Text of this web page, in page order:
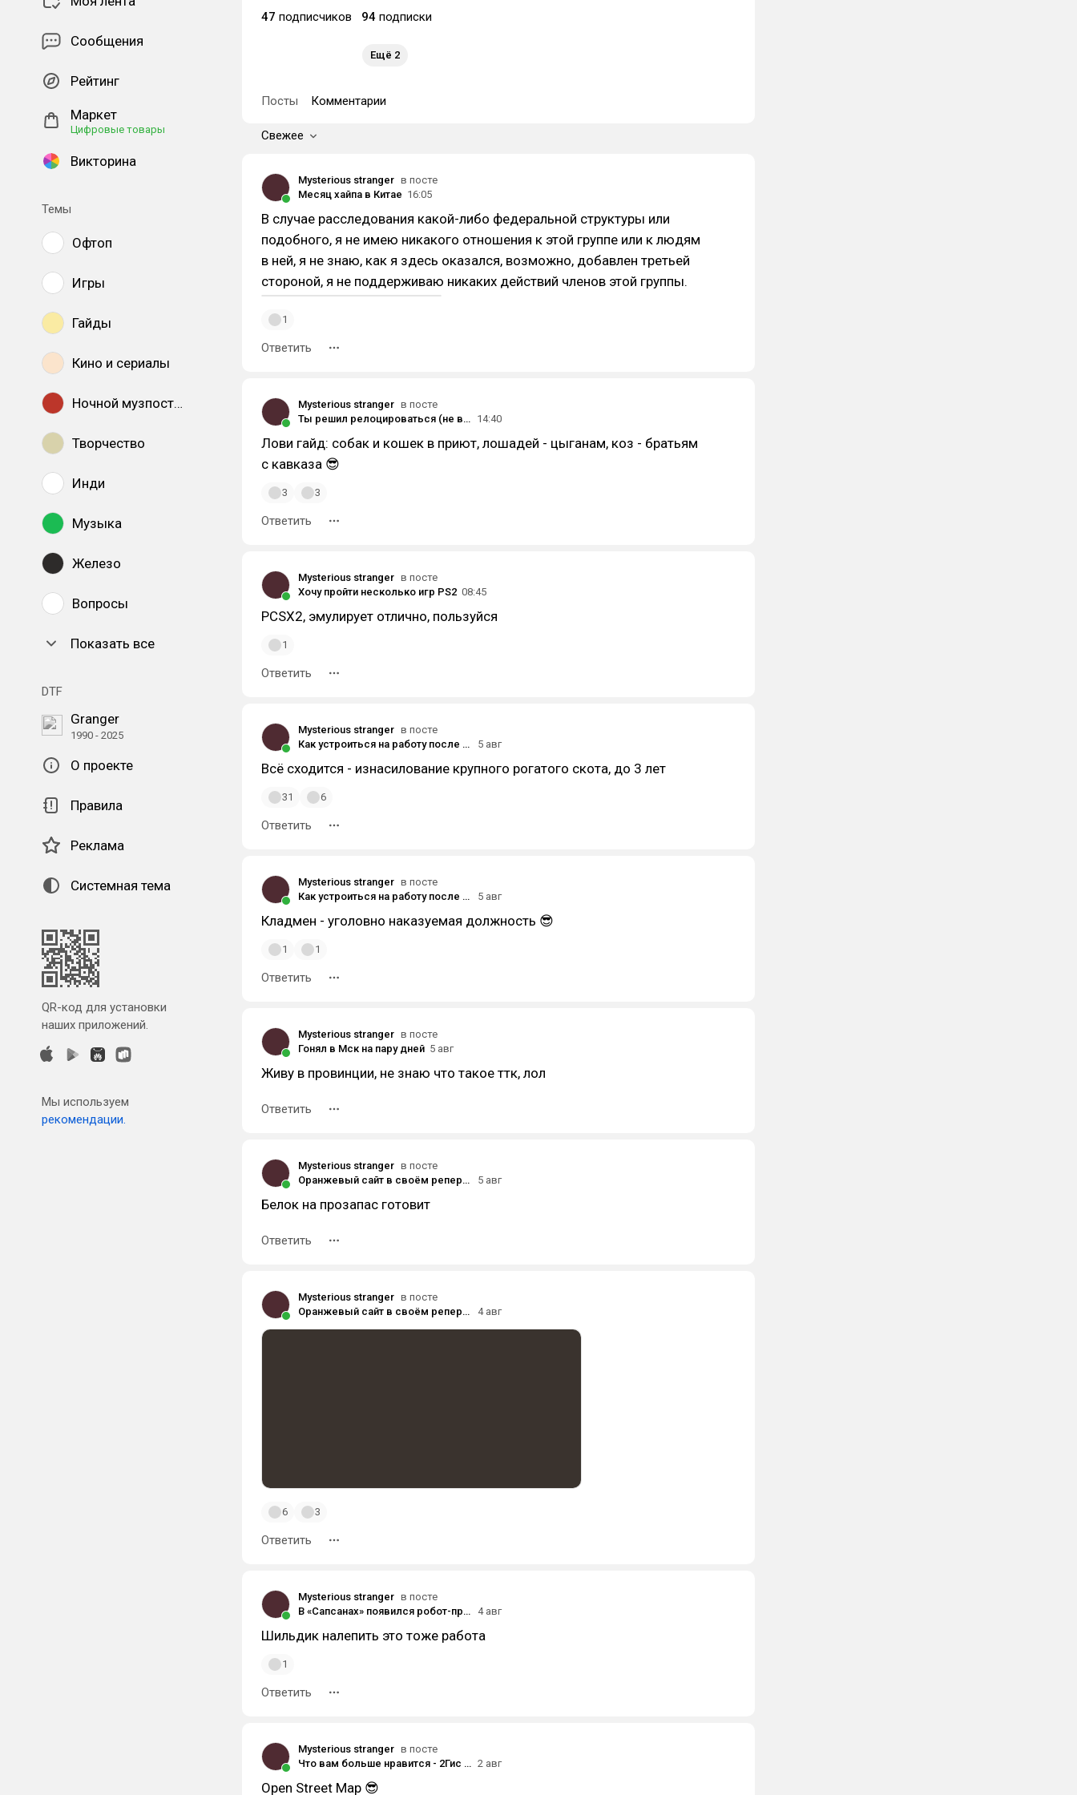
Сообщения
Рейтинг
Маркет
Цифровые товары
Викторина
Темы
Офтоп
Игры
Гайды
Кино и сериалы
Ночной музпостинг
Творчество
Инди
Музыка
Железо
Вопросы
Показать все
DTF
Granger
1990 - 2025
О проекте
Правила
Реклама
Системная тема
QR-код для установки
наших приложений.
Мы используем
рекомендации.
47 подписчиков 94 подписки
Ещё 2
Посты Комментарии
Свежее
Mysterious stranger в посте
Месяц хайпа в Китае 16:05
В случае расследования какой-либо федеральной структуры или
подобного, я не имею никакого отношения к этой группе или к людям
в ней, я не знаю, как я здесь оказался, возможно, добавлен третьей
стороной, я не поддерживаю никаких действий членов этой группы.
1
Ответить
Mysterious stranger в посте
Ты решил релоцироваться (не важно куда) 14:40
Лови гайд: собак и кошек в приют, лошадей - цыганам, коз - братьям
с кавказа 😎
3 3
Ответить
Mysterious stranger в посте
Хочу пройти несколько игр PS2 08:45
PCSX2, эмулирует отлично, пользуйся
1
Ответить
Mysterious stranger в посте
Как устроиться на работу после 3 лет перерыва?
5 авг
Всё сходится - изнасилование крупного рогатого скота, до 3 лет
31 6
Ответить
Mysterious stranger в посте
Как устроиться на работу после 3 лет перерыва?
5 авг
Кладмен - уголовно наказуемая должность 😎
1 1
Ответить
Mysterious stranger в посте
Гонял в Мск на пару дней 5 авг
Живу в провинции, не знаю что такое ттк, лол
Ответить
Mysterious stranger в посте
Оранжевый сайт в своём репертуаре
5 авг
Белок на прозапас готовит
Ответить
Mysterious stranger в посте
Оранжевый сайт в своём репертуаре
4 авг
6 3
Ответить
Mysterious stranger в посте
В «Сапсанах» появился робот-проводник Володя: разбор инженерии, LiDAR-навигации и шасси для езды на 200 км/ч 4 авг
Шильдик налепить это тоже работа
1
Ответить
Mysterious stranger в посте
Что вам больше нравится - 2Гис или Яндекс.карты? 2 авг
Open Street Map 😎